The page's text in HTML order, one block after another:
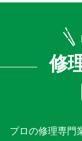
修
プロの修理専門